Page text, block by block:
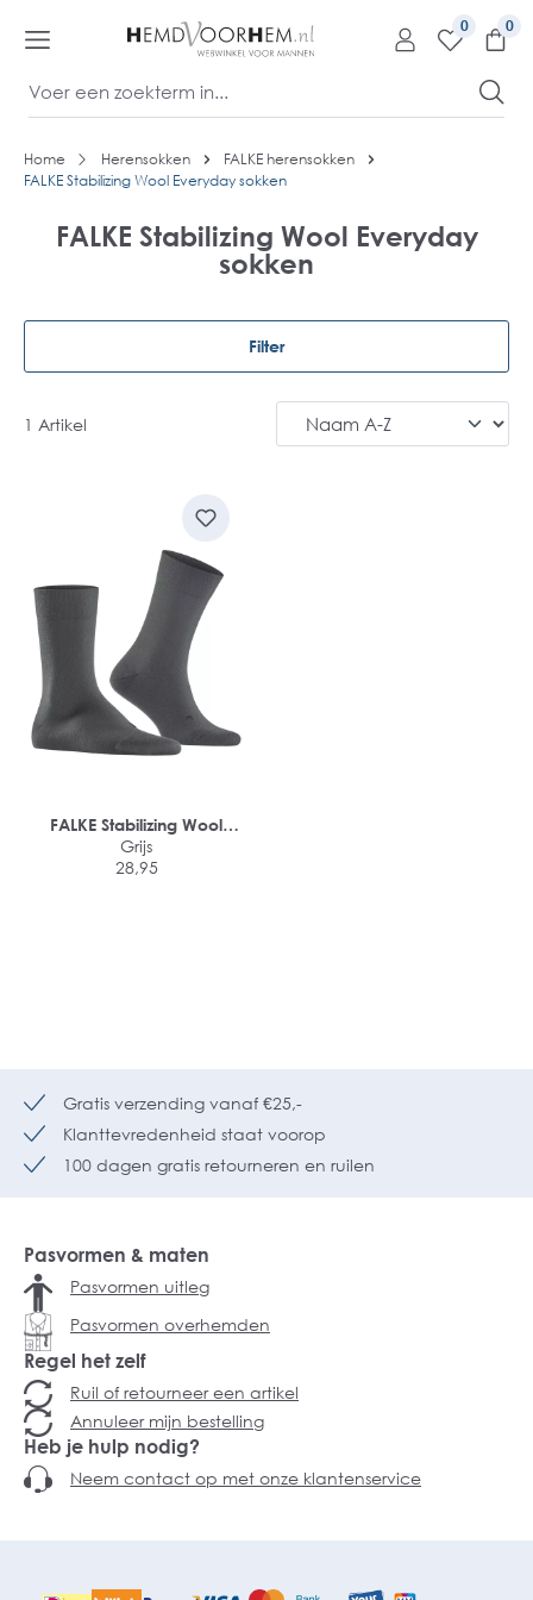
0
Home Herensokken
FALKE herensokken
FALKE Stabilizing Wool Everyday sokken
FALKE Stabilizing Wool Everyday
sokken
Filter
1 Artikel
FALKE Stabilizing Wool
Everyday herensokken
Grijs
28,95
Gratis verzending vanaf €25,-
Klanttevredenheid staat voorop
100 dagen gratis retourneren en ruilen
Pasvormen & maten
Pasvormen uitleg
Pasvormen overhemden
Regel het zelf
Ruil of retourneer een artikel
Annuleer mijn bestelling
Heb je hulp nodig?
Neem contact op met onze klantenservice